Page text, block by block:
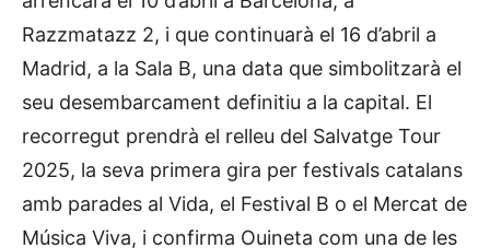
Razzmatazz 2, i que continuarà el 16 d’abril a
Madrid, a la Sala B, una data que simbolitzarà el
seu desembarcament definitiu a la capital. El
recorregut prendrà el relleu del Salvatge Tour
2025, la seva primera gira per festivals catalans
amb parades al Vida, el Festival B o el Mercat de
Música Viva, i confirma Ouineta com una de les